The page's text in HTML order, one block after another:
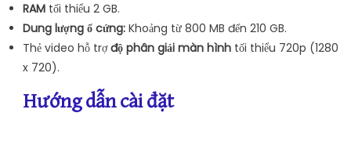
RAMtối thiểu 2 GB.
Dung lượng ổ cứng:Khoảng từ 800 MB đến 210 GB.
Thẻ video hỗ trợđộ phân giải màn hìnhtối thiểu 720p (1280
x 720).
Hướng dẫn cài đặt